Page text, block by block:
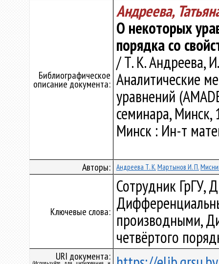
Библиографическое
описание документа:
Андреева,
О некоторых
порядка со
/ Т. К. Андреева,
Аналитические
уравнений
семинара, Минск,
Минск : Ин-т
Авторы: Андреева Т. К.Мартынов И. П.
Ключевые слова:
Сотрудник ГрГУ,
производными,
четвёртого
URI документа: